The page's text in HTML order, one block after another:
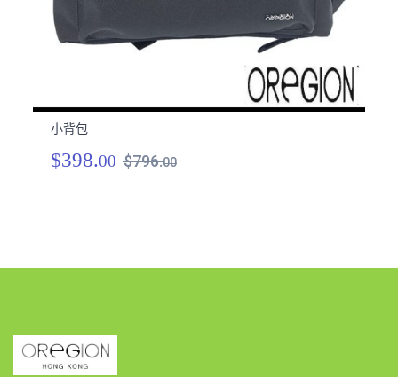
小背包
$398.00 $796.00